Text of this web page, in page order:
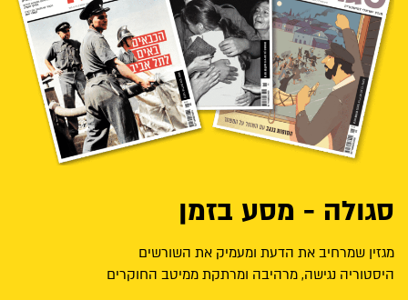
סגולה - מסע בזמן
מגזין שמרחיב את הדעת ומעמיק את השורשים
היסטוריה נגישה, מרהיבה ומרתקת ממיטב החוקרים